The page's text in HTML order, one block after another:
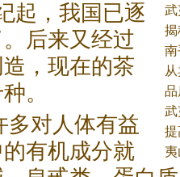
诺
九
茶
起，我国已逐
后来又经过
，现在的茶
。
对人体有益
有机成分就